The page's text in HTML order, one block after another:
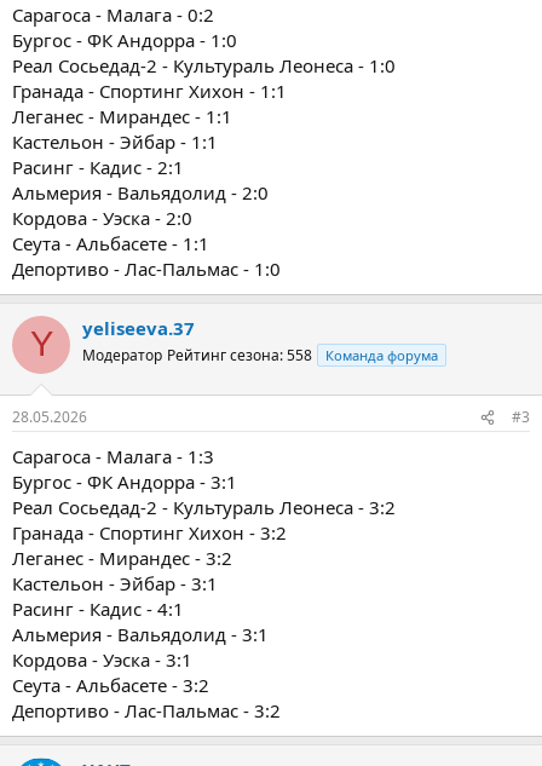
Сарагоса - Малага - 0:2
Бургос - ФК Андорра - 1:0
Реал Сосьедад-2 - Культураль Леонеса - 1:0
Гранада - Спортинг Хихон - 1:1
Леганес - Мирандес - 1:1
Кастельон - Эйбар - 1:1
Расинг - Кадис - 2:1
Альмерия - Вальядолид - 2:0
Кордова - Уэска - 2:0
Сеута - Альбасете - 1:1
Депортиво - Лас-Пальмас - 1:0
Y yeliseeva.37
Модератор Рейтинг сезона: 558 Команда форума
28.05.2026 #3
Сарагоса - Малага - 1:3
Бургос - ФК Андорра - 3:1
Реал Сосьедад-2 - Культураль Леонеса - 3:2
Гранада - Спортинг Хихон - 3:2
Леганес - Мирандес - 3:2
Кастельон - Эйбар - 3:1
Расинг - Кадис - 4:1
Альмерия - Вальядолид - 3:1
Кордова - Уэска - 3:1
Сеута - Альбасете - 3:2
Депортиво - Лас-Пальмас - 3:2